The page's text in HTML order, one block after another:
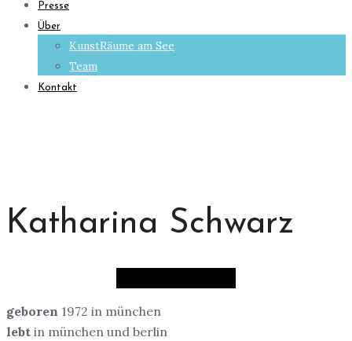
Presse
Über
KunstRäume am See
Team
Kontakt
Katharina Schwarz
geboren 1972 in münchen
lebt in münchen und berlin